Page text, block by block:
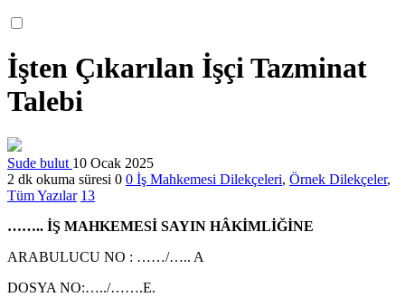
İşten Çıkarılan İşçi Tazminat
Talebi
Sude bulut 10 Ocak 2025
2 dk okuma süresi 0 0 İş Mahkemesi Dilekçeleri, Örnek Dilekçeler,
Tüm Yazılar 13
…….. İŞ MAHKEMESİ SAYIN HÂKİMLİĞİNE
ARABULUCU NO : ……/….. A
DOSYA NO:…../…….E.